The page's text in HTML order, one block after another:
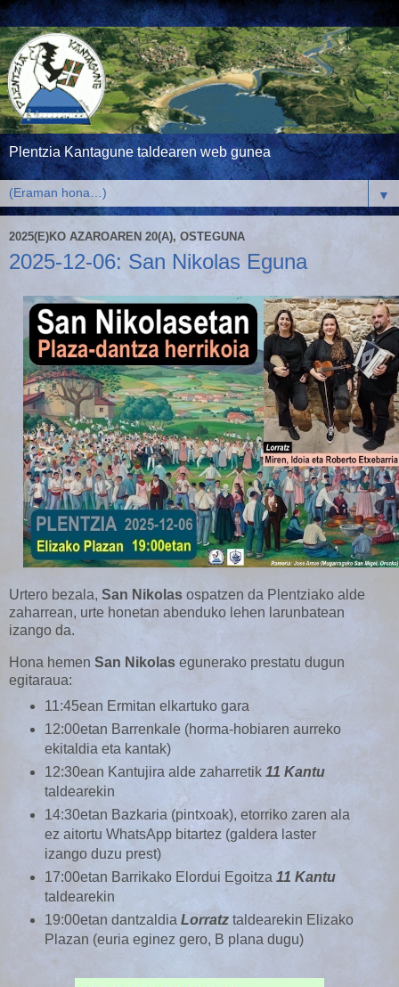
Plentzia Kantagune taldearen web gunea
▼
2025(E)KO AZAROAREN 20(A), OSTEGUNA
2025-12-06: San Nikolas Eguna
Urtero bezala, San Nikolas ospatzen da Plentziako alde
zaharrean, urte honetan abenduko lehen larunbatean
izango da.
Hona hemen San Nikolas egunerako prestatu dugun
egitaraua:
11:45ean Ermitan elkartuko gara
12:00etan Barrenkale (horma-hobiaren aurreko
ekitaldia eta kantak)
12:30ean Kantujira alde zaharretik 11 Kantu
taldearekin
14:30etan Bazkaria (pintxoak), etorriko zaren ala
ez aitortu WhatsApp bitartez (galdera laster
izango duzu prest)
17:00etan Barrikako Elordui Egoitza 11 Kantu
taldearekin
19:00etan dantzaldia Lorratztaldearekin Elizako
Plazan (euria eginez gero, B plana dugu)